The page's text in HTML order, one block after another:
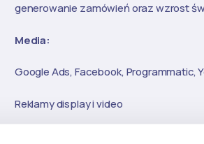
generowanie zamówień oraz wzrost
Media:
Google Ads, Facebook, Programmatic,
Reklamy display i video